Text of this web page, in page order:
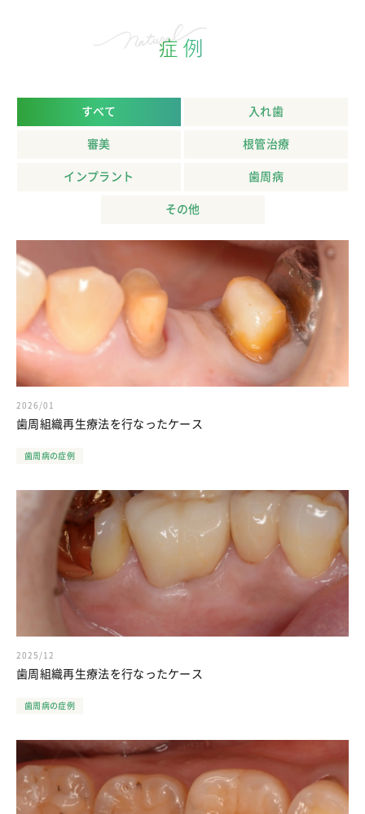
症例
すべて 入れ歯
審美 根管治療
インプラント 歯周病
その他
2026/01
歯周組織再生療法を行なったケース
歯周病の症例
2025/12
歯周組織再生療法を行なったケース
歯周病の症例